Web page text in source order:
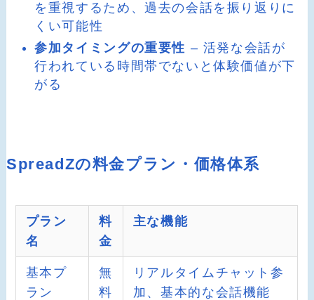
を重視するため、過去の会話を振り返りに
くい可能性
参加タイミングの重要性 – 活発な会話が
行われている時間帯でないと体験価値が下
がる
SpreadZの料金プラン・価格体系
プラン
名
料
金
主な機能
基本プ
ラン
無
料
リアルタイムチャット参
加、基本的な会話機能